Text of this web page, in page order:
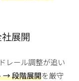
展開
レール調整が追い
→ 段階展開を厳守